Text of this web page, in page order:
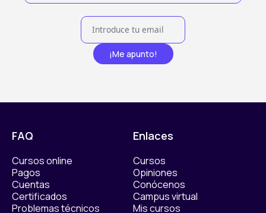
¡Me apunto!
FAQ
Cursos online
Pagos
Cuentas
Certificados
Problemas técnicos
Enlaces
Cursos
Opiniones
Conócenos
Campus virtual
Mis cursos